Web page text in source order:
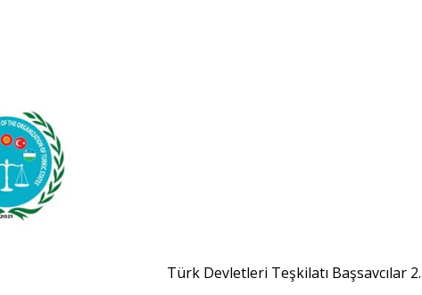
Türk Devletleri Teşkilatı Başsavcılar 2.